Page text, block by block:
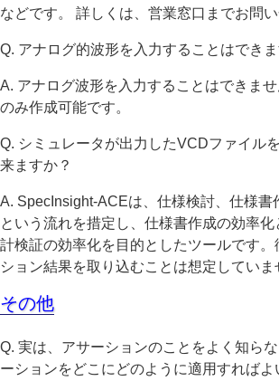
などです。 詳しくは、営業窓口までお問い
Q. アナログ的波形を入力することはできま
A. アナログ波形を入力することはできま
のみ作成可能です。
Q. シミュレータが出力したVCDファイル
来ますか？
A. SpecInsight-ACEは、仕様検討、仕様
という流れを措定し、仕様書作成の効率
計検証の効率化を目的としたツールです
ション結果を取り込むことは想定していま
その他
Q. 実は、アサーションのことをよく知ら
ーションをどこにどのように適用すればよ